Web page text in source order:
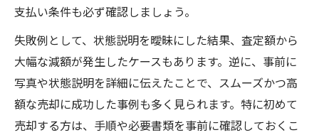
支払い条件も必ず確認しましょう。
失敗例として、状態説明を曖昧にした結果、査定額から
大幅な減額が発生したケースもあります。逆に、事前に
写真や状態説明を詳細に伝えたことで、スムーズかつ高
額な売却に成功した事例も多く見られます。特に初めて
売却する方は、手順や必要書類を事前に確認しておくこ